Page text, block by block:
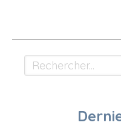
Rechercher